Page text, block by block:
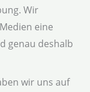
Wir
eine
genau deshalb
wir uns auf